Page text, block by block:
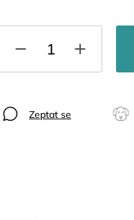
Zeptat se